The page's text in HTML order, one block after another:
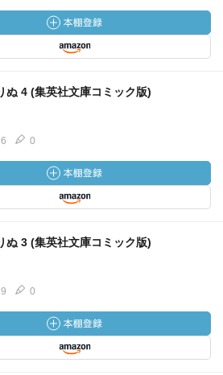
ぬ 4 (集英社文庫コミック版)
0
ぬ 3 (集英社文庫コミック版)
0